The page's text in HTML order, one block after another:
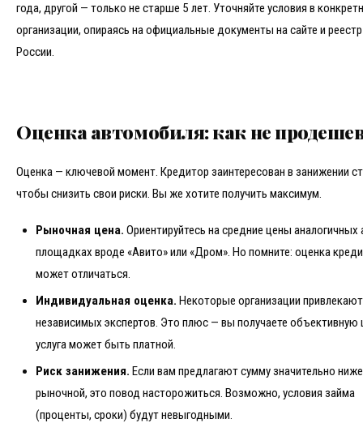
года, другой — только не старше 5 лет. Уточняйте условия в
организации, опираясь на официальные документы на сайте и
России.
Оценка автомобиля: как не
Оценка — ключевой момент. Кредитор заинтересован в занижении
чтобы снизить свои риски. Вы же хотите получить максимум.
Рыночная цена. Ориентируйтесь на средние цены аналогичных
площадках вроде «Авито» или «Дром». Но помните: оценка
может отличаться.
Индивидуальная оценка. Некоторые организации привлекают
независимых экспертов. Это плюс — вы получаете объективную
услуга может быть платной.
Риск занижения. Если вам предлагают сумму значительно ниже
рыночной, это повод насторожиться. Возможно, условия займа
(проценты, сроки) будут невыгодными.